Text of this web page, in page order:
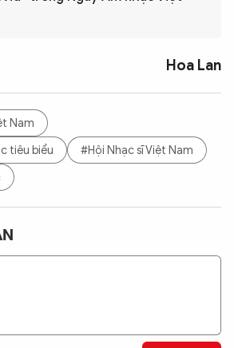
Hoa Lan
Nam
tiêu biểu
#Hội Nhạc sĩ Việt Nam